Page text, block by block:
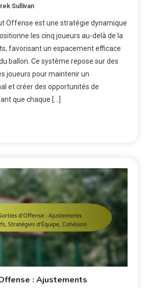
Sullivan
Offense est une stratégie dynamique
les cinq joueurs au-delà de la
favorisant un espacement efficace
ballon. Ce système repose sur des
joueurs pour maintenir un
et créer des opportunités de
que chaque […]
: Ajustements